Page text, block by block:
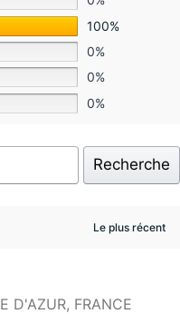
100%
0%
0%
0%
Recherche